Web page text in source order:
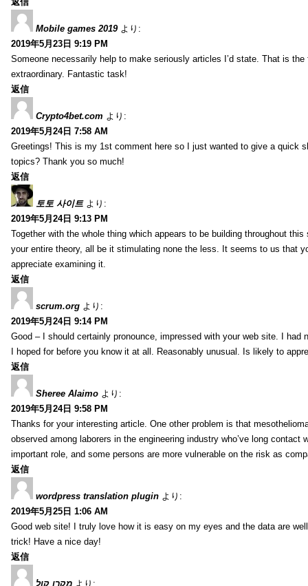
Mobile games 2019 より:
2019年5月23日 9:19 PM
Someone necessarily help to make seriously articles I’d state. That is
extraordinary. Fantastic task!
返信
Crypto4bet.com より:
2019年5月24日 7:58 AM
Greetings! This is my 1st comment here so I just wanted to give a quick
topics? Thank you so much!
返信
토토 사이트 より:
2019年5月24日 9:13 PM
Together with the whole thing which appears to be building throughout
your entire theory, all be it stimulating none the less. It seems to us that
appreciate examining it.
返信
scrum.org より:
2019年5月24日 9:14 PM
Good – I should certainly pronounce, impressed with your web site. I
I hoped for before you know it at all. Reasonably unusual. Is likely to
返信
Sheree Alaimo より:
2019年5月24日 9:58 PM
Thanks for your interesting article. One other problem is that
observed among laborers in the engineering industry who’ve long
important role, and some persons are more vulnerable on the risk as
返信
wordpress translation plugin より:
2019年5月25日 1:06 AM
Good web site! I truly love how it is easy on my eyes and the data are
trick! Have a nice day!
返信
מקרן קול より: